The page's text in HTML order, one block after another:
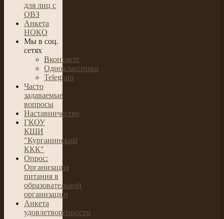
для лиц с
ОВЗ
Анкета
НОКО
Мы в соц.
сетях
Вконтакте
Одноклассники
Telegram
Часто
задаваемые
вопросы
Наставничество
ГКОУ
КШИ
"Курганинский
ККК"
Опрос:
Организация
питания в
образовательной
организации
Анкета
удовлетворенности